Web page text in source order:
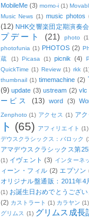
MobileMe (3) momo-i (1)
Music News (1) music photos
(12) NHK交響楽団定期演奏会
プデート
(21) photo
photofunia (1) PHOTOS (2)
蔵
(1) Picasa (1) picnik (4)
QuickTime (1) Review (1) rkk
thumbnail (1) timemachine (2)
(9) update (3) ustream (2) vlc
ービス
(13) word (3)
Zenphoto (1) アクセス (1) ア
ト (65) アフィリエイト (1)
デウスクラシックス：バロック
アマデウスクラシックス第25
(1) イヴェント (3) インターネ
ィーン・フィル (2) エプソン
オリジナル盤通販：2011年4
(1) お誕生日おめでとうござい
(2) カストラート (1) カラヤン (1)
グリムス (1) グリムス成長